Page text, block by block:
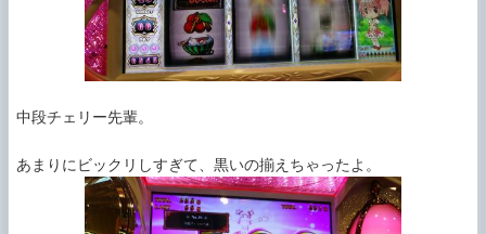
中段チェリー先輩。